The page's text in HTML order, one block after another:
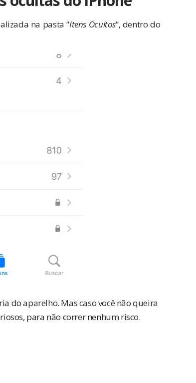
na pasta “Itens Ocultos“, dentro do
do aparelho. Mas caso você não queira
para não correr nenhum risco.